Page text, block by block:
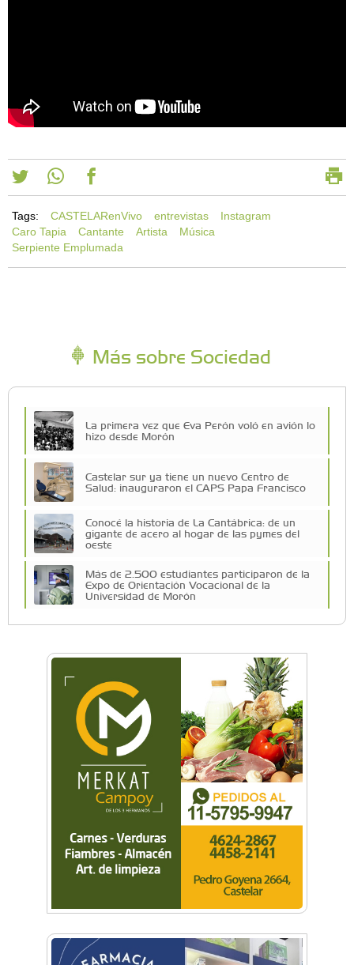
Tags: CASTELARenVivo entrevistas
Instagram
Caro Tapia
Cantante Artista
Música
Serpiente Emplumada
Más sobre Sociedad
La primera vez que Eva Perón voló en avión lo
hizo desde Morón
Castelar sur ya tiene un nuevo Centro de
Salud: inauguraron el CAPS Papa Francisco
Conocé la historia de La Cantábrica: de un
gigante de acero al hogar de las pymes del
oeste
Más de 2.500 estudiantes participaron de la
Expo de Orientación Vocacional de la
Universidad de Morón
De Castelar a Júpiter: Conocé la historia del
vecino que mapeó la luna hacia la que viaja
Castelar Digital
Dr. Omar Battilana: casi cuatro décadas de
odontología en Castelar con una premisa que
no cambió
Emiliano Brancciari inauguró "El Banquito de
Norita", el nuevo ciclo cultural de la Casa
Museo Nora Cortiñas
No funcionará el Ferrocarril Sarmiento por
cuatro días
¡Sí, prometo! Miles de estudiantes de Morón
prometieron lealtad a la bandera
Empresas, emprendedores y cultura se
reunieron en Expo Morón Se Muestra